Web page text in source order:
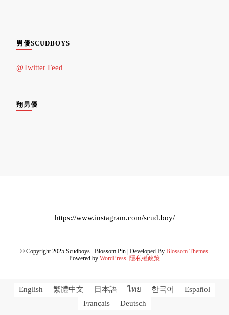
男優SCUDBOYS
@Twitter Feed
翔男優
https://www.instagram.com/scud.boy/
© Copyright 2025 Scudboys . Blossom Pin | Developed By Blossom Themes.
Powered by WordPress. 隱私權政策
English 繁體中文 日本語 ไทย 한국어
Español
Français
Deutsch